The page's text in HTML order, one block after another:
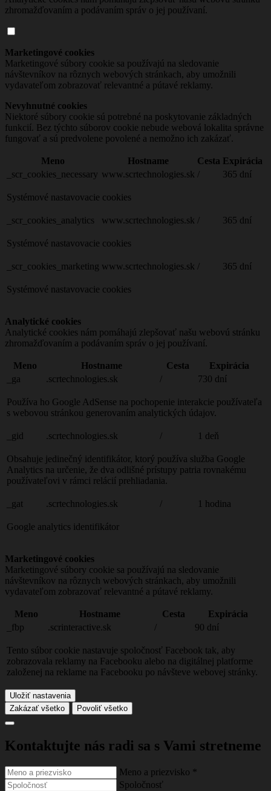
zhromažďovaním a podávaním správ o jej používaní.
Marketingové cookies
Marketingové súbory cookie sa používajú na sledovanie
návštevníkov na rôznych webových stránkach, aby umožnili
vydavateľom zobrazovať relevantné a pútavé reklamy.
Nevyhnutné cookies
Niektoré súbory cookie sú potrebné na poskytovanie základných
funkcií. Bez týchto súborov cookie nebude webová lokalita správne
fungovať a sú predvolene povolené a nemožno ich zakázať.
Meno Hostname Cesta Expirácia
_scr_cookies_necessary www.scrtechnologies.sk / 365 dní
Systémové nastavovacie cookies
_scr_cookies_analytics www.scrtechnologies.sk / 365 dní
Systémové nastavovacie cookies
_scr_cookies_marketing www.scrtechnologies.sk / 365 dní
Systémové nastavovacie cookies
Analytické cookies
Analytické cookies nám pomáhajú zlepšovať našu webovú stránku
zhromažďovaním a podávaním správ o jej používaní.
Meno Hostname Cesta
Expirácia
_ga
.scrtechnologies.sk / 730 dní
Používa ho Google AdSense na pochopenie interakcie používateľa
s webovou stránkou generovaním analytických údajov.
_gid .scrtechnologies.sk / 1 deň
Obsahuje jedinečný identifikátor, ktorý používa služba Google
Analytics na určenie, že dva odlišné prístupy patria rovnakému
používateľovi v rámci relácií prehliadania.
_gat .scrtechnologies.sk / 1 hodina
Google analytics identifikátor
Marketingové cookies
Marketingové súbory cookie sa používajú na sledovanie
návštevníkov na rôznych webových stránkach, aby umožnili
vydavateľom zobrazovať relevantné a pútavé reklamy.
Meno Hostname Cesta
Expirácia
_fbp
.scrinteractive.sk / 90 dní
Tento súbor cookie nastavuje spoločnosť Facebook tak, aby
zobrazovala reklamy na Facebooku alebo na digitálnej platforme
založenej na reklame na Facebooku po návšteve webovej stránky.
Uložiť nastavenia
Zakázať všetko
Povoliť všetko
Kontaktujte nás radi sa s Vami stretneme
Meno a priezvisko *
Spoločnosť